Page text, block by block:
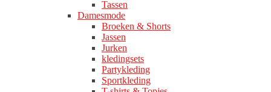
Tassen
Damesmode
Broeken & Shorts
Jassen
Jurken
kledingsets
Partykleding
Sportkleding